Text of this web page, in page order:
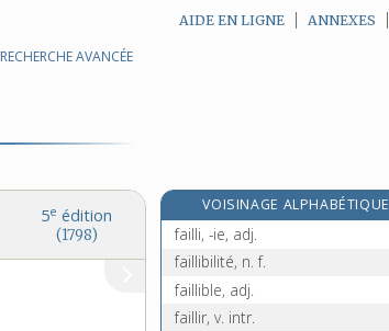
RECHERCHE AVANCÉE
AIDE EN LIGNE ANNEXES
5e édition
(1798)
VOISINAGE ALPHABÉTIQUE
failler (se), v. pron.
failli, -ie, adj.
faillibilité, n. f.
faillible, adj.
faillir, v. intr.